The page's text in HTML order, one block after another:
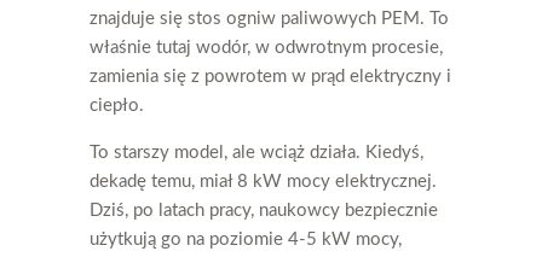
znajduje się stos ogniw paliwowych PEM. To
właśnie tutaj wodór, w odwrotnym procesie,
zamienia się z powrotem w prąd elektryczny i
ciepło.
To starszy model, ale wciąż działa. Kiedyś,
dekadę temu, miał 8 kW mocy elektrycznej.
Dziś, po latach pracy, naukowcy bezpiecznie
użytkują go na poziomie 4-5 kW mocy,